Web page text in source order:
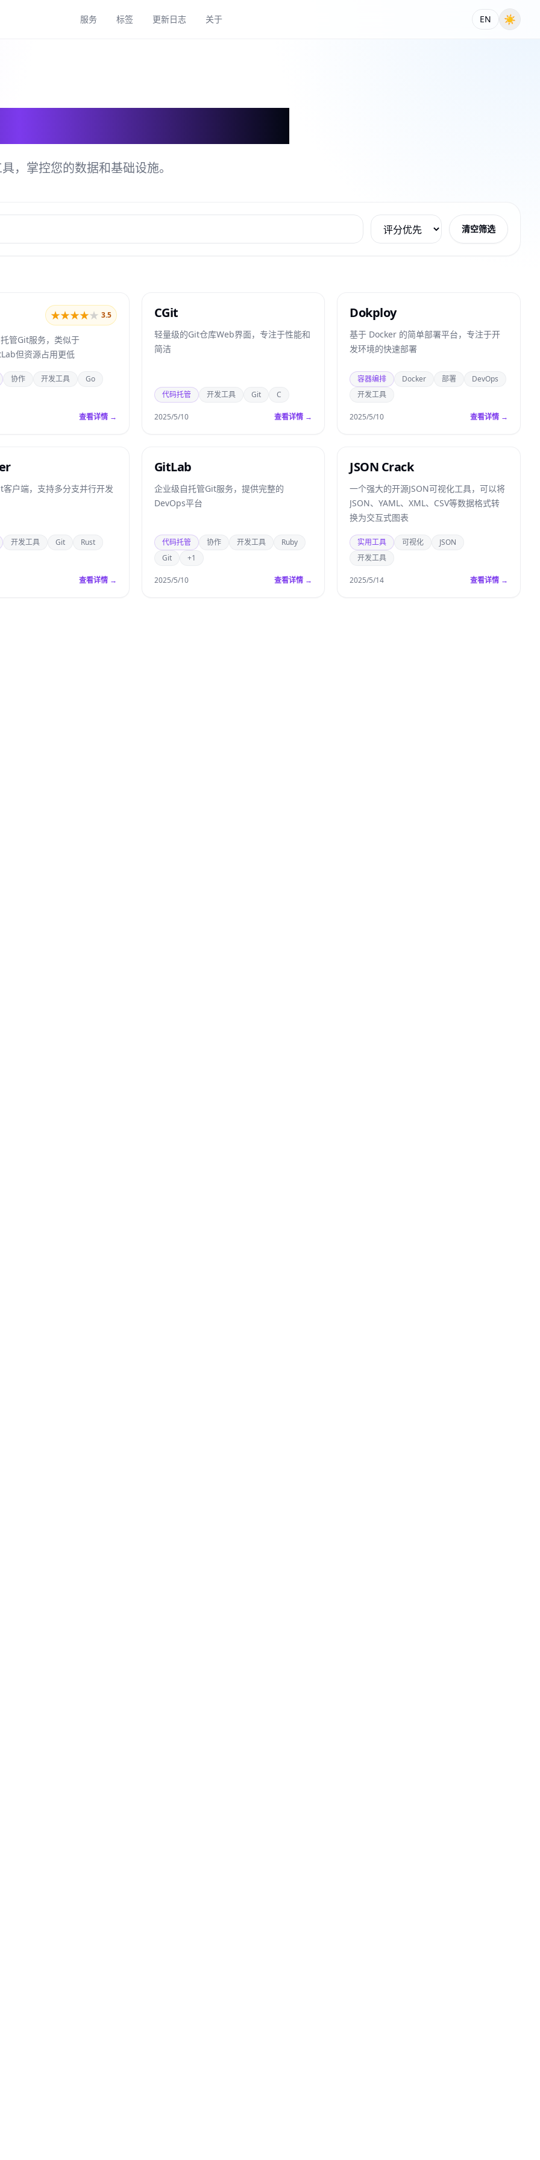
服务 标签 更新日志 关于 EN ☀
，掌控您的数据和基础设施。
清空筛选
★★★★★ 3.5
管Git服务，类似于
但资源占用更低
协作 开发工具 Go
查看详情 →
CGit
轻量级的Git仓库Web界面，专注于性能和
简洁
代码托管 开发工具 Git C
2025/5/10 查看详情 →
Dokploy
基于 Docker 的简单部署平台，专注于开
发环境的快速部署
容器编排 Docker 部署
DevOps
开发工具
2025/5/10 查看详情 →
客户端，支持多分支并行开发
开发工具 Git Rust
查看详情 →
GitLab
企业级自托管Git服务，提供完整的
DevOps平台
代码托管 协作 开发工具
Ruby
Git
+1
2025/5/10 查看详情 →
JSON Crack
一个强大的开源JSON可视化工具，可以将
JSON、YAML、XML、CSV等数据格式转
换为交互式图表
实用工具 可视化
JSON
开发工具
2025/5/14 查看详情 →